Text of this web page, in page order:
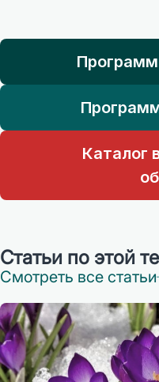
Каталог
Статьи по этой
Смотреть все статьи